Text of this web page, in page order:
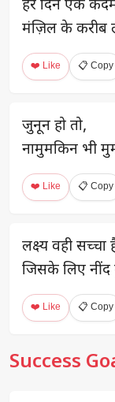
हर दिन एक
मंज़िल के करीब
❤️ Like 📋 Copy
जुनून हो तो,
नामुमकिन भी
❤️ Like 📋 Copy
लक्ष्य वही सच्चा
जिसके लिए नींद
❤️ Like 📋 Copy
Success